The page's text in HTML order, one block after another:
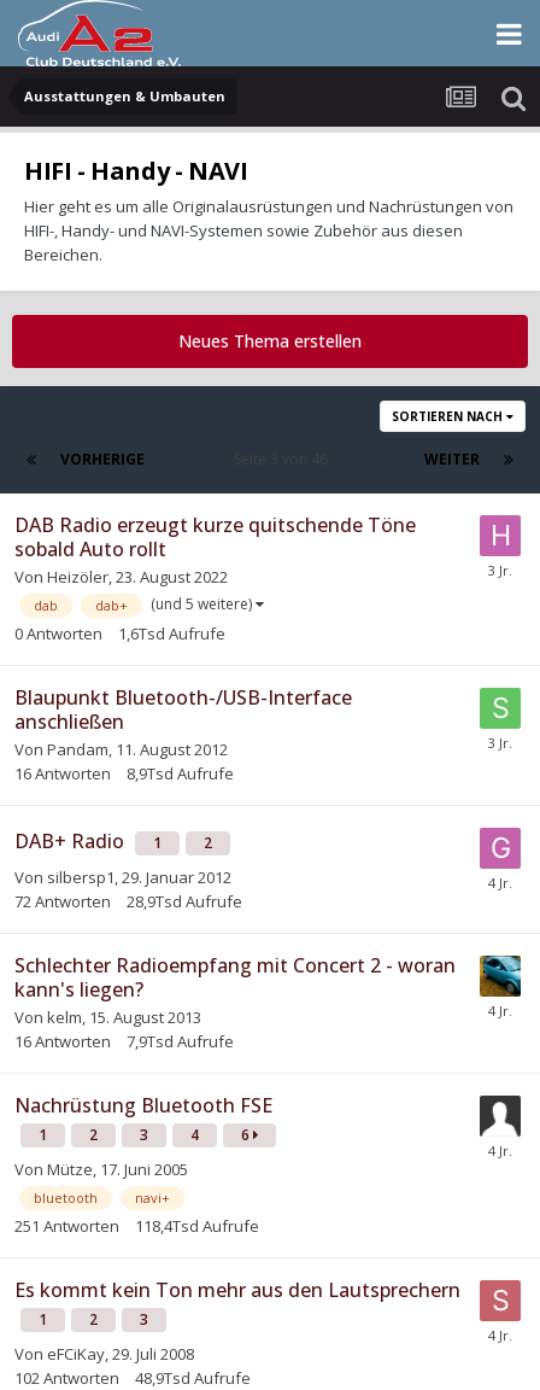
Ausstattungen & Umbauten
HIFI - Handy - NAVI
Hier geht es um alle Originalausrüstungen und Nachrüstungen von
HIFI-, Handy- und NAVI-Systemen sowie Zubehör aus diesen
Bereichen.
Neues Thema erstellen
SORTIEREN NACH
VORHERIGE WEITER
DAB Radio erzeugt kurze quitschende Töne
sobald Auto rollt
Von Heizöler 23. August 2022
dab dab+ (und 5 weitere)
0Antworten 1,6Tsd Aufrufe
Blaupunkt Bluetooth-/USB-Interface
anschließen
Von Pandam, 11. August 2012
16Antworten 8,9Tsd Aufrufe
DAB+ Radio 1 2
Von silbersp1,29. Januar 2012
72Antworten 28,9Tsd Aufrufe
Schlechter Radioempfang mit Concert 2 - woran
kann's liegen?
Von kelm, 15. August 2013
16Antworten 7,9Tsd Aufrufe
Nachrüstung Bluetooth FSE
1 2 3 4 6
Von Mütze, 17. Juni 2005
bluetooth navi+
251 Antworten 118,4Tsd Aufrufe
Es kommt kein Ton mehr aus den Lautsprechern
1 2 3
Von eFCiKay,29. Juli 2008
102Antworten 48,9Tsd Aufrufe